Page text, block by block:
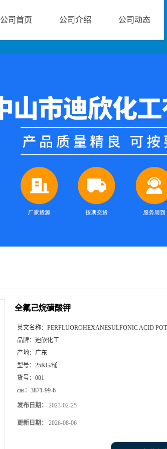
公司首页 公司介绍 公司动态
全氟己烷磺酸钾
英文名称： PERFLUOROHEXANESULFONIC ACID
品牌： 迪欣化工
产地： 广东
型号： 25KG/桶
货号： 001
cas： 3871-99-6
发布日期： 2023-02-25
更新日期： 2026-08-06